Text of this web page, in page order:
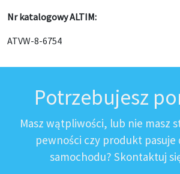
Nr katalogowy ALTIM:
ATVW-8-6754
Potrzebujesz
Masz wątpliwości, lub nie masz
pewności czy produkt pasuje
samochodu? Skontaktuj